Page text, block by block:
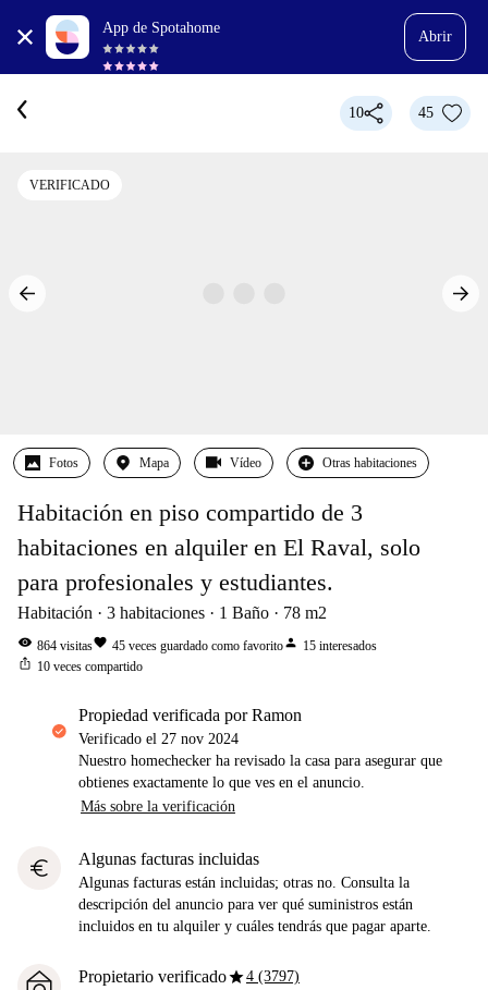
App de Spotahome
Abrir
10 45
VERIFICADO
Fotos Mapa Vídeo Otras habitaciones
Habitación en piso compartido de 3
habitaciones en alquiler en El Raval, solo
para profesionales y estudiantes.
Habitación 3 habitaciones 1 Baño 78 m2
visibility 864 visitasfavorite 45 veces guardado como favoritoperson 15 interesados
ios_share 10 veces compartido
propiedad verificada por Ramon
Verificado el 27 nov 2024
Nuestro homechecker ha revisado la casa para asegurar que
obtienes exactamente lo que ves en el anuncio.
Más sobre la verificación
euro Algunas facturas incluidas
Algunas facturas están incluidas; otras no. Consulta la
descripción del anuncio para ver qué suministros están
incluidos en tu alquiler y cuáles tendrás que pagar aparte.
Propietario verificadostar4 (3797)